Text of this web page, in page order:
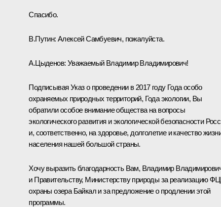
Спасибо.
В.Путин: Алексей Самбуевич, пожалуйста.
А.Цыденов: Уважаемый Владимир Владимирович!
Подписывая Указ о проведении в 2017 году Года особо
охраняемых природных территорий, Года экологии, Вы
обратили особое внимание общества на вопросы
экологического развития и экологической безопасности
и, соответственно, на здоровье, долголетие и качество
населения нашей большой страны.
Хочу выразить благодарность Вам, Владимир
и Правительству, Министерству природы за реализацию
охраны озера Байкал и за предложение о продлении этой
программы.